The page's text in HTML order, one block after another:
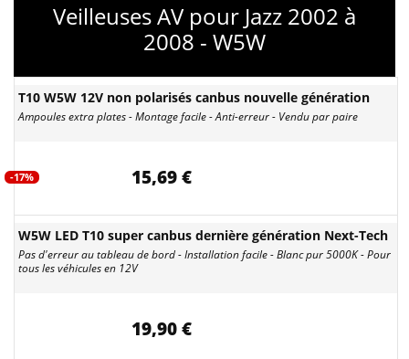
Veilleuses AV pour Jazz 2002 à
2008 - W5W
T10 W5W 12V non polarisés canbus nouvelle génération
Ampoules extra plates - Montage facile - Anti-erreur - Vendu par paire
-17% 15,69 €
W5W LED T10 super canbus dernière génération Next-Tech
Pas d'erreur au tableau de bord - Installation facile - Blanc pur 5000K - Pour
tous les véhicules en 12V
19,90 €